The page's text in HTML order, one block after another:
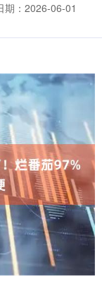
期：2026-06-01